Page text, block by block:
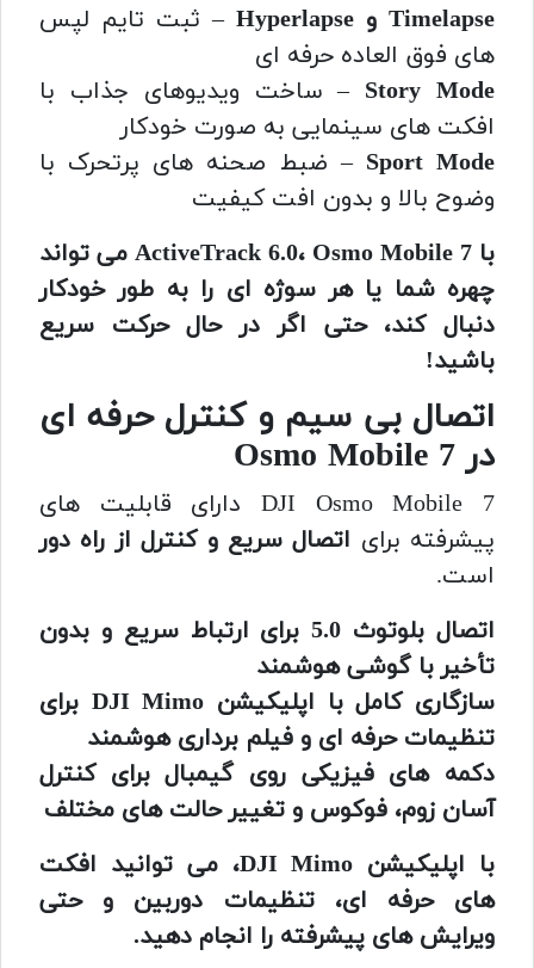
Timelapse و Hyperlapse
– ثبت تایم لپس
های فوق العاده حرفه ای
Story Mode – ساخت ویدیوهای جذاب با
افکت های سینمایی به صورت خودکار
Sport Mode – ضبط صحنه های پرتحرک با
وضوح بالا و بدون افت کیفیت
با ActiveTrack 6.0، Osmo Mobile 7 می تواند
چهره شما یا هر سوژه ای را به طور خودکار
دنبال کند، حتی اگر در حال حرکت سریع
باشید!
اتصال بی سیم و کنترل حرفه ای
در Osmo Mobile 7
DJI Osmo Mobile 7 دارای قابلیت های
پیشرفته برای اتصال سریع و کنترل از راه دور
است.
اتصال بلوتوث 5.0 برای ارتباط سریع و بدون
تأخیر با گوشی هوشمند
سازگاری کامل با اپلیکیشن DJI Mimo برای
تنظیمات حرفه ای و فیلم برداری هوشمند
دکمه های فیزیکی روی گیمبال برای کنترل
آسان زوم، فوکوس و تغییر حالت های مختلف
با اپلیکیشن DJI Mimo، می توانید افکت
های حرفه ای، تنظیمات دوربین و حتی
ویرایش های پیشرفته را انجام دهید.